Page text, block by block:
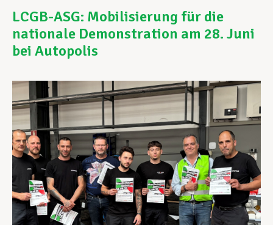
Ihre Rechte
Berufliche Weiterentwicklung
Mitglied werden
Aktuell
LCGB-ASG: Mobilisierung für die
nationale Demonstration am 28. Juni
bei Autopolis